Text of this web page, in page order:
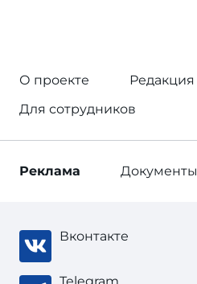
О проекте
Редакция
Для сотрудников
Реклама Документы
Вконтакте